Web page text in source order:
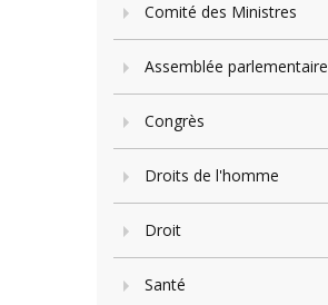
Comité des Ministres
Assemblée parlementaire
Congrès
Droits de l'homme
Droit
Santé